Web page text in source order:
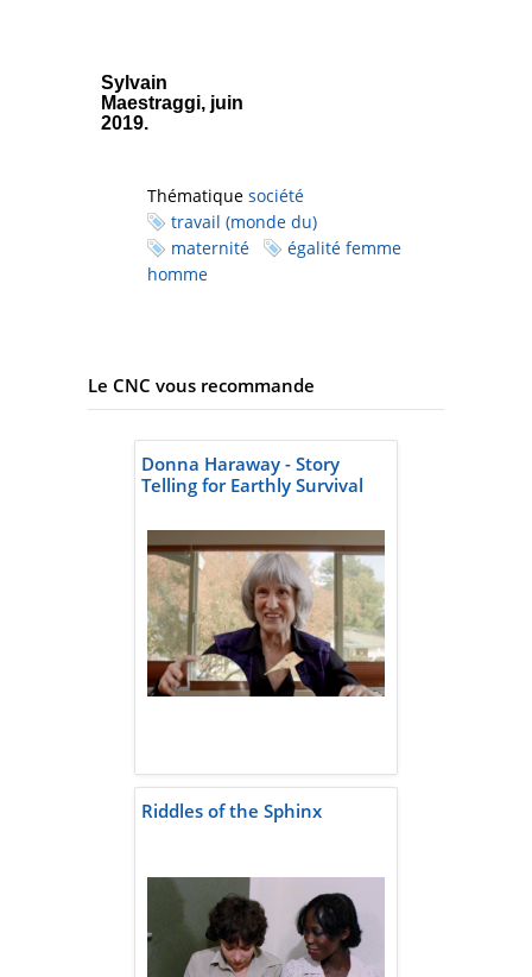
Sylvain
Maestraggi, juin
2019.
Thématique société
travail (monde du)
maternité
égalité femme
homme
Le CNC vous recommande
Donna Haraway - Story
Telling for Earthly Survival
Riddles of the Sphinx